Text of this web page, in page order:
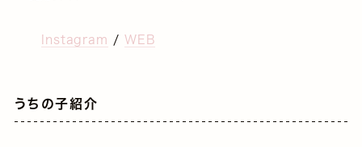
Instagram / WEB
うちの子紹介